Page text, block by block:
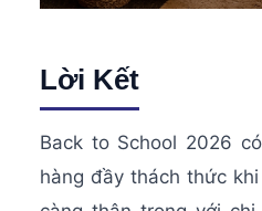
Lời Kết
Back to School 2026
hàng đầy thách thức